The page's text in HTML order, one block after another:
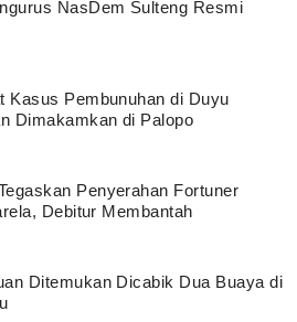
NasDem Sulteng Resmi
Kasus Pembunuhan di Duyu
Dimakamkan di Palopo
Penyerahan Fortuner
Debitur Membantah
Ditemukan Dicabik Dua Buaya di